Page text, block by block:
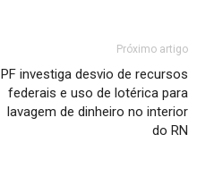
Próximo artigo
PF investiga desvio de recursos
federais e uso de lotérica para
lavagem de dinheiro no interior
do RN